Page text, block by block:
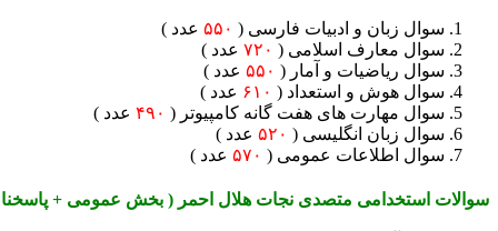
سوال زبان و ادبیات فارسی ( ۵۵۰ عدد )
سوال معارف اسلامی ( ۷۲۰ عدد )
سوال ریاضیات و آمار ( ۵۵۰ عدد )
سوال هوش و استعداد ( ۶۱۰ عدد )
سوال مهارت های هفت گانه کامپیوتر ( ۴۹۰ عدد )
سوال زبان انگلیسی ( ۵۲۰ عدد )
سوال اطلاعات عمومی ( ۵۷۰ عدد )
سوالات استخدامی متصدی نجات هلال احمر ( بخش عمومی +